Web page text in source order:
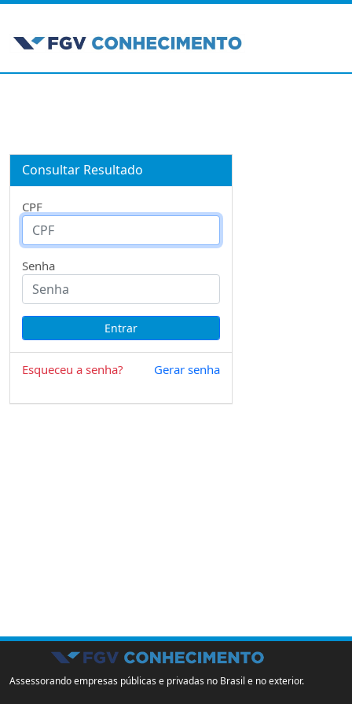
Consultar Resultado
CPF
Senha
Esqueceu a senha? Gerar senha
Assessorando empresas públicas e privadas no Brasil e no exterior.